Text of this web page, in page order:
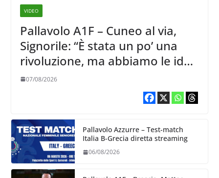
VIDEO
Pallavolo A1F – Cuneo al via,
Signorile: “È stata un po’ una
rivoluzione, ma abbiamo le idee
chiare siu cosa vogliamo fare”
07/08/2026
Pallavolo Azzurre – Test-match
Italia B-Grecia diretta streaming
06/08/2026